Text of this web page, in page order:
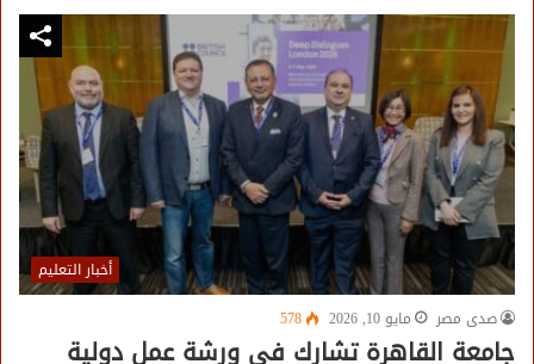
أخبار التعليم
صدى مصر
مايو 10, 2026 578
جامعة القاهرة تشارك في ورشة عمل دولية